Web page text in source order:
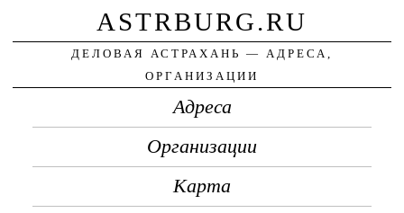
ASTRBURG.RU
ДЕЛОВАЯ АСТРАХАНЬ — АДРЕСА,
ОРГАНИЗАЦИИ
Адреса
Организации
Карта